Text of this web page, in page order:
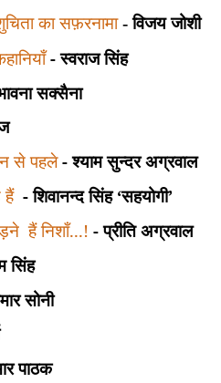
का सफ़रनामा - विजय जोशी
- स्वराज सिंह
सक्सैना
से पहले- श्याम सुन्दर अग्रवाल
हैं - शिवानन्द सिंह‘सहयोगी’
हैं निशाँ...! - प्रीति अग्रवाल
सिंह
सोनी
पाठक